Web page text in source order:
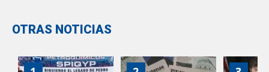
OTRAS NOTICIAS